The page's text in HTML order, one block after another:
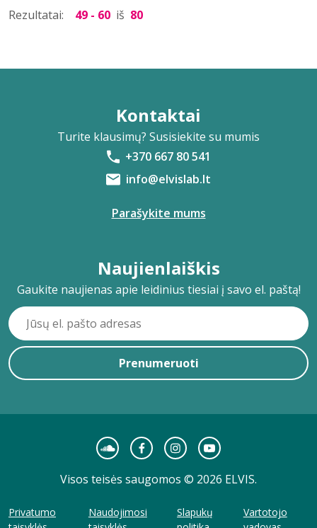
Rezultatai: 49 - 60 iš 80
Kontaktai
Turite klausimų? Susisiekite su mumis
+370 667 80 541
info@elvislab.lt
Parašykite mums
Naujienlaiškis
Gaukite naujienas apie leidinius tiesiai į savo el. paštą!
Prenumeruoti
Visos teisės saugomos © 2026 ELVIS.
Privatumo
Naudojimosi
Slapukų
Vartotojo